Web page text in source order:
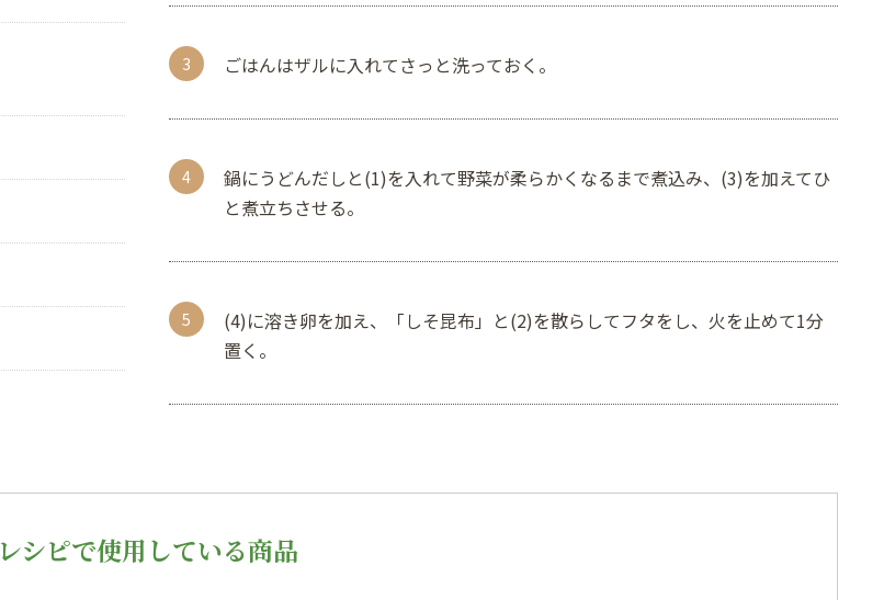
ごはんはザルに入れてさっと洗っておく。
鍋にうどんだしと(1)を入れて野菜が柔らかくなるまで煮込み、(3)を加えてひ
と煮立ちさせる。
(4)に溶き卵を加え、「しそ昆布」と(2)を散らしてフタをし、火を止めて1分
置く。
レシピで使用している商品